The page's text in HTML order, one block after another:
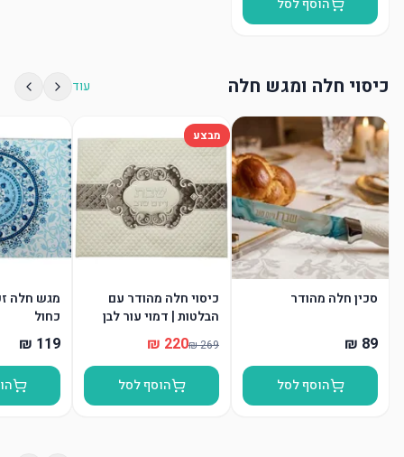
כיסוי חלה ומגש חלה עוד
סכין חלה מהודר
הוסף לסל
מבצע
כיסוי חלה מהודר עם
הבלטות | דמוי עור לבן
הוסף לסל
מגש חלה
כחול